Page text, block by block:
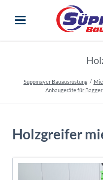
Süppmayer Bauausrüstung
Anbaugeräte für Bagger
Holzgreifer